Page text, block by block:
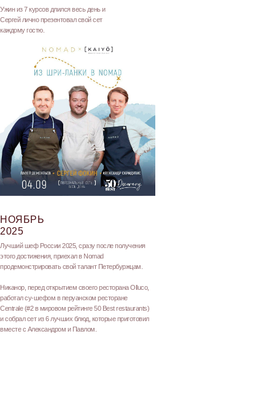
Ужин из 7 курсов длился весь день и
Сергей лично презентовал свой сет
каждому гостю.
2025
НОЯБРЬ
Лучший шеф России 2025, сразу после получения
этого достижения, приехал в Nomad
продемонстрировать свой талант Петербуржцам.
Никанор, перед открытием своего ресторана Olluco,
работал су-шефом в перуанском ресторане
Centrale (#2 в мировом рейтинге 50 Best restaurants)
и собрал сет из 6 лучших блюд, которые приготовил
вместе с Александром и Павлом.